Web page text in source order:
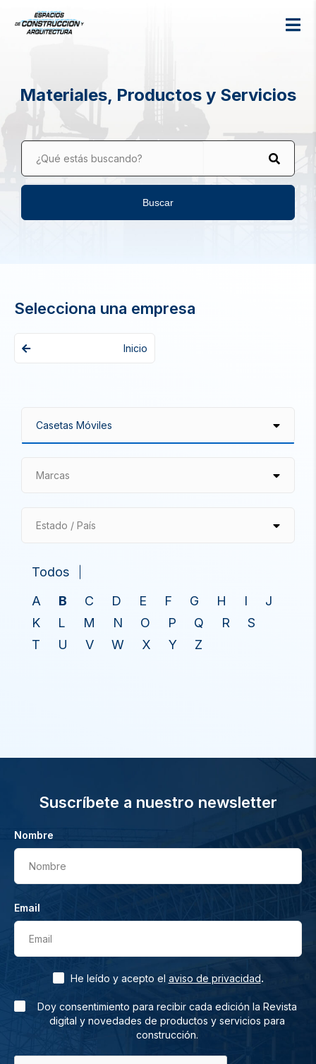
Materiales, Productos y Servicios
¿Qué estás buscando?
Buscar
Selecciona una empresa
Inicio
Marcas
Estado / País
Todos
A
B C D E F G H I
J
K
L M N O P Q R
S
T
U V W X Y Z
Suscríbete a nuestro newsletter
Nombre
Nombre
Email
Email
He leído y acepto el aviso de privacidad.
Doy consentimiento para recibir cada edición la Revista
digital y novedades de productos y servicios para
construcción.